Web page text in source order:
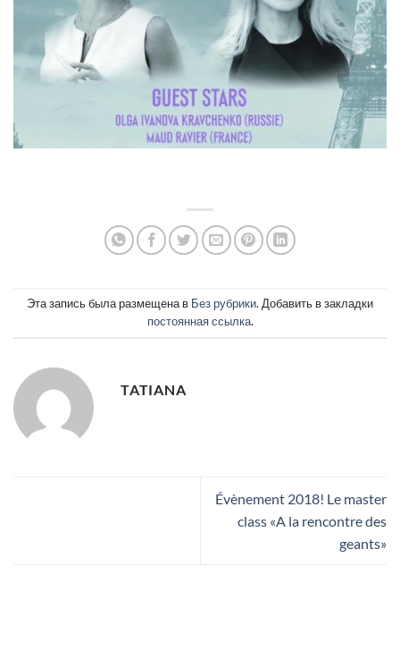
Эта запись была размещена в Без рубрики. Добавить в закладки
постоянная ссылка.
TATIANA
Évènement 2018! Le master
class «A la rencontre des
geants»